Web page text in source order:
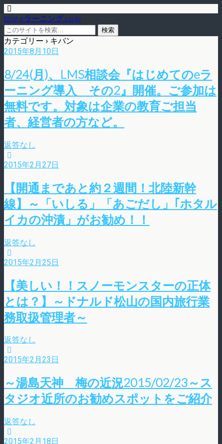
blog.eラーニング.co.jp
カテゴリー › キバン
2015年8月10日
8/24(月)、LMS相談会『はじめてのeラ
ーニング導入 その2』開催。ご参加は
無料です。対象は企業の教育ご担当
者、経営者の方など。
返答なし
2015年2月27日
【開通まであと約２週間！北陸新幹
線】～「いしる」「あごだし」｢ホタル
イカの沖漬」がお勧め！！
返答なし
2015年2月25日
【美しい！！スノーモンスターの正体
とは？】～ドナルド松山の国内旅行業
務取扱管理者～
返答なし
2015年2月23日
～湯島天神 梅の近況2015/02/23～ス
タジオ近所のお勧めスポットをご紹介
返答なし
2015年2月18日